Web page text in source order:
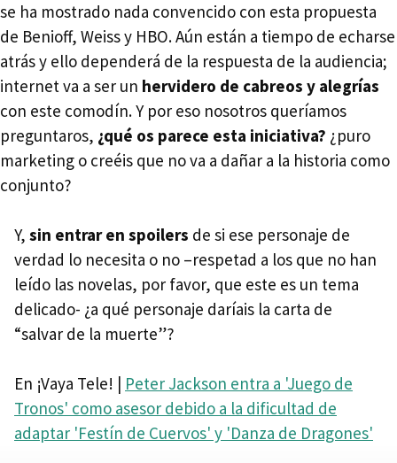
se ha mostrado nada convencido con esta propuesta
de Benioff, Weiss y HBO. Aún están a tiempo de echarse
atrás y ello dependerá de la respuesta de la audiencia;
internet va a ser un hervidero de cabreos y alegrías
con este comodín. Y por eso nosotros queríamos
preguntaros, ¿qué os parece esta iniciativa? ¿puro
marketing o creéis que no va a dañar a la historia como
conjunto?
Y, sin entrar en spoilers de si ese personaje de
verdad lo necesita o no –respetad a los que no han
leído las novelas, por favor, que este es un tema
delicado- ¿a qué personaje daríais la carta de
“salvar de la muerte”?
En ¡Vaya Tele! | Peter Jackson entra a 'Juego de
Tronos' como asesor debido a la dificultad de
adaptar 'Festín de Cuervos' y 'Danza de Dragones'